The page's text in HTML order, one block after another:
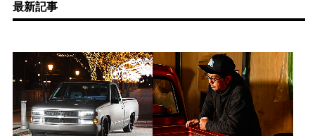
最新記事